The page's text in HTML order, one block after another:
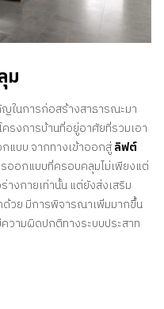
ม
ในการก่อสร้างสาธารณะมา
รงการบ้านที่อยู่อาศัยที่รวมเอา
แบบ จากทางเข้าออกสู่ลิฟต์
ออกแบบที่ครอบคลุมไม่เพียงแต่
งกายเท่านั้น แต่ยังส่งเสริม
ด้วย มีการพิจารณาเพิ่มมากขึ้น
วามผิดปกติทางระบบประสาท